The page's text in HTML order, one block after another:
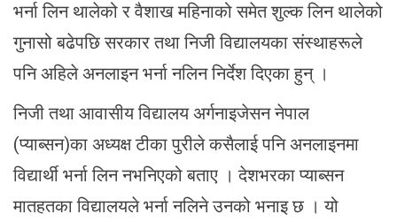
भर्ना लिन थालेको र वैशाख महिनाको समेत शुल्क लिन थालेको
गुनासो बढेपछि सरकार तथा निजी विद्यालयका संस्थाहरूले
पनि अहिले अनलाइन भर्ना नलिन निर्देश दिएका हुन् ।
निजी तथा आवासीय विद्यालय अर्गनाइजेसन नेपाल
(प्याब्सन)का अध्यक्ष टीका पुरीले कसैलाई पनि अनलाइनमा
विद्यार्थी भर्ना लिन नभनिएको बताए । देशभरका प्याब्सन
मातहतका विद्यालयले भर्ना नलिने उनको भनाइ छ । यो